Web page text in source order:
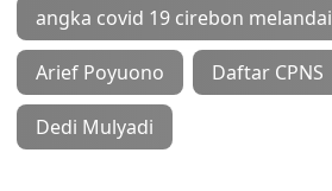
angka covid 19 cirebon melandai
Arief Poyuono Daftar CPNS
Dedi Mulyadi